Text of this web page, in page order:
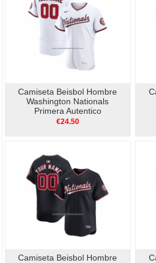
Camiseta Beisbol Hombre
Washington Nationals
Primera Autentico
Personalizada Blanco
€24.50
Camiseta Beisbol Hombre